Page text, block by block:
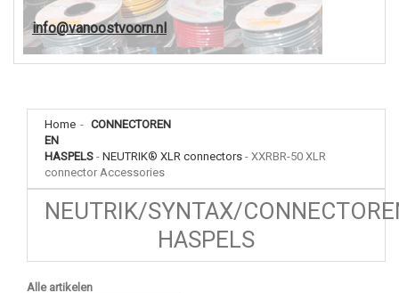
info@vanoostvoorn.nl
Home - CONNECTOREN
EN
HASPELS - NEUTRIK® XLR connectors - XXRBR-50 XLR
connector Accessories
NEUTRIK/SYNTAX/
HASPELS
Alle artikelen